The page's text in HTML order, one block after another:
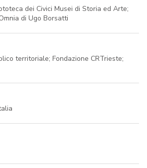
dei Civici Musei di Storia ed Arte;
di Ugo Borsatti
territoriale; Fondazione CRTrieste;